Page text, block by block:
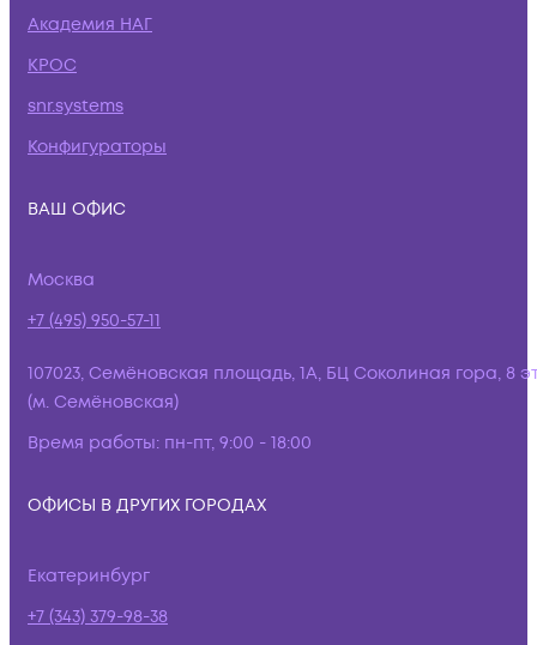
Академия НАГ
КРОС
snr.systems
Конфигураторы
ВАШ ОФИС
Москва
+7 (495) 950-57-11
107023, Семёновская площадь, 1А, БЦ Соколиная гора, 8
(м. Семёновская)
Время работы: пн-пт, 9:00 - 18:00
ОФИСЫ В ДРУГИХ ГОРОДАХ
Екатеринбург
+7 (343) 379-98-38